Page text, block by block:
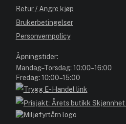
Retur / Angre kjøp
Brukerbetingelser
Personvernpolicy
Åpningstider:
Mandag–Torsdag: 10:00–16:00
Fredag: 10:00–15:00